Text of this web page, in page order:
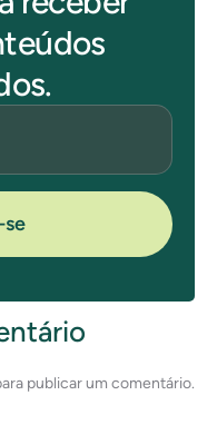
publicar um comentário.